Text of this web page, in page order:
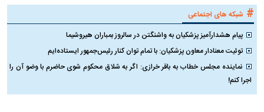
# شبکه های اجتماعی
پیام هشدارآمیز پزشکیان به واشنگتن در سالروز بمباران هیروشیما
توئیت معنادار معاون پزشکیان: با تمام توان کنار رئیس‌جمهور ایستاده‌ایم
نماینده مجلس خطاب به باقر خرازی: اگر به شلاق محکوم شوی حاضرم با وضو آن را
اجرا کنم!